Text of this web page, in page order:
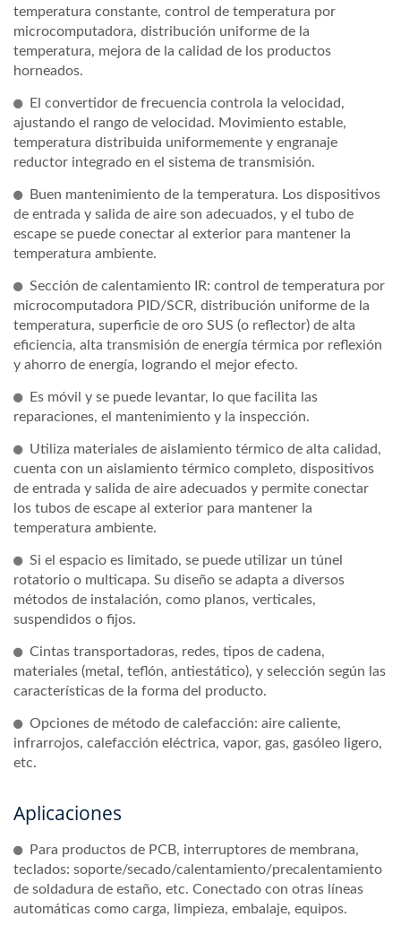
temperatura constante, control de temperatura por
microcomputadora, distribución uniforme de la
temperatura, mejora de la calidad de los productos
horneados.
El convertidor de frecuencia controla la velocidad,
ajustando el rango de velocidad. Movimiento estable,
temperatura distribuida uniformemente y engranaje
reductor integrado en el sistema de transmisión.
Buen mantenimiento de la temperatura. Los dispositivos
de entrada y salida de aire son adecuados, y el tubo de
escape se puede conectar al exterior para mantener la
temperatura ambiente.
Sección de calentamiento IR: control de temperatura por
microcomputadora PID/SCR, distribución uniforme de la
temperatura, superficie de oro SUS (o reflector) de alta
eficiencia, alta transmisión de energía térmica por reflexión
y ahorro de energía, logrando el mejor efecto.
Es móvil y se puede levantar, lo que facilita las
reparaciones, el mantenimiento y la inspección.
Utiliza materiales de aislamiento térmico de alta calidad,
cuenta con un aislamiento térmico completo, dispositivos
de entrada y salida de aire adecuados y permite conectar
los tubos de escape al exterior para mantener la
temperatura ambiente.
Si el espacio es limitado, se puede utilizar un túnel
rotatorio o multicapa. Su diseño se adapta a diversos
métodos de instalación, como planos, verticales,
suspendidos o fijos.
Cintas transportadoras, redes, tipos de cadena,
materiales (metal, teflón, antiestático), y selección según las
características de la forma del producto.
Opciones de método de calefacción: aire caliente,
infrarrojos, calefacción eléctrica, vapor, gas, gasóleo ligero,
etc.
Aplicaciones
Para productos de PCB, interruptores de membrana,
teclados: soporte/secado/calentamiento/precalentamiento
de soldadura de estaño, etc. Conectado con otras líneas
automáticas como carga, limpieza, embalaje, equipos.